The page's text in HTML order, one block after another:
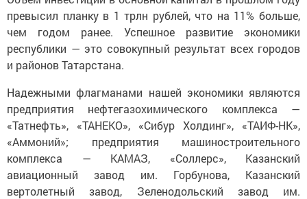
превысил планку в 1 трлн рублей, что на 11% больше,
чем годом ранее. Успешное развитие экономики
республики — это совокупный результат всех городов
и районов Татарстана.
Надежными флагманами нашей экономики являются
предприятия нефтегазохимического комплекса —
«Татнефть», «ТАНЕКО», «Сибур Холдинг», «ТАИФ-НК»,
«Аммоний»; предприятия машиностроительного
комплекса — КАМАЗ, «Соллерс», Казанский
авиационный завод им. Горбунова, Казанский
вертолетный завод, Зеленодольский завод им.